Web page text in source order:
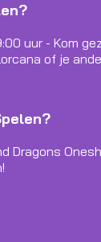
uur - Kom
of je
Dragons